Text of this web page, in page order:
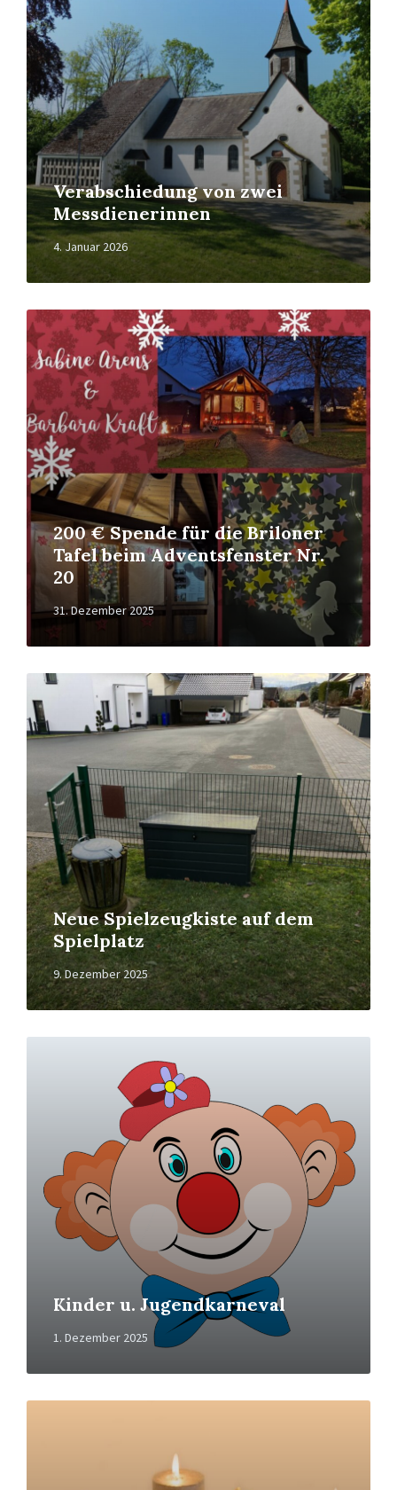
Verabschiedung von zwei
Messdienerinnen
4. Januar 2026
200 € Spende für die Briloner
Tafel beim Adventsfenster Nr.
20
31. Dezember 2025
Read
More
Neue Spielzeugkiste auf dem
Spielplatz
9. Dezember 2025
Read
More
Kinder u. Jugendkarneval
1. Dezember 2025
Read
Read